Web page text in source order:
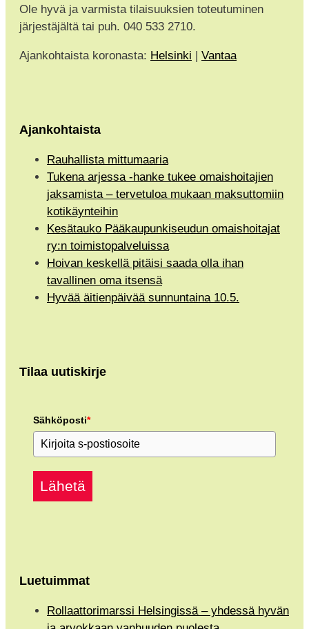
Ole hyvä ja varmista tilaisuuksien toteutuminen
järjestäjältä tai puh. 040 533 2710.
Ajankohtaista koronasta: Helsinki | Vantaa
Ajankohtaista
Rauhallista mittumaaria
Tukena arjessa -hanke tukee omaishoitajien
jaksamista – tervetuloa mukaan maksuttomiin
kotikäynteihin
Kesätauko Pääkaupunkiseudun omaishoitajat
ry:n toimistopalveluissa
Hoivan keskellä pitäisi saada olla ihan
tavallinen oma itsensä
Hyvää äitienpäivää sunnuntaina 10.5.
Tilaa uutiskirje
Sähköposti*
Lähetä
Luetuimmat
Rollaattorimarssi Helsingissä – yhdessä hyvän